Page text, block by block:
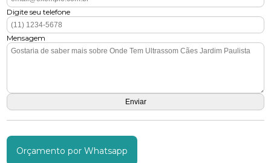
Digite seu telefone
Mensagem
Orçamento por Whatsapp